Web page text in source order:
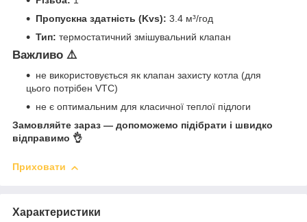
Пропускна здатність (Kvs): 3.4 м³/год
Тип: термостатичний змішувальний клапан
Важливо ⚠️
не використовується як клапан захисту котла (для
цього потрібен VTC)
не є оптимальним для класичної теплої підлоги
Замовляйте зараз — допоможемо підібрати і швидко
відправимо 👌
Приховати
Характеристики